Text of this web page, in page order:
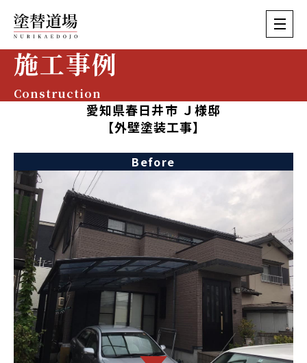
施工事例
Construction
愛知県春日井市 Ｊ様邸
【外壁塗装工事】
Before